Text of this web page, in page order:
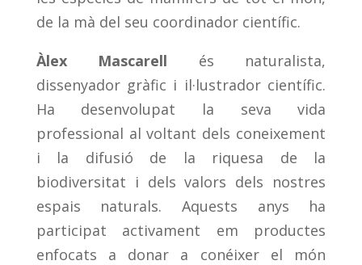
de la mà del seu coordinador científic.
Àlex Mascarell és naturalista,
dissenyador gràfic i il·lustrador científic.
Ha desenvolupat la seva vida
professional al voltant dels coneixement
i la difusió de la riquesa de la
biodiversitat i dels valors dels nostres
espais naturals. Aquests anys ha
participat activament em productes
enfocats a donar a conéixer el món